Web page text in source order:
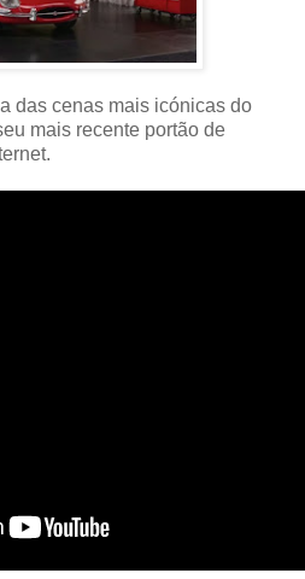
das cenas mais icónicas do
mais recente portão de